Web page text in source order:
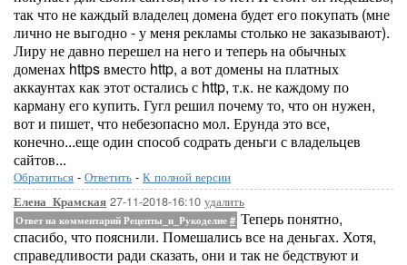
так что не каждый владелец домена будет его покупать (мне
лично не выгодно - у меня рекламы столько не заказывают).
Лиру не давно перешел на него и теперь на обычных
доменах https вместо http, а вот домены на платных
аккаунтах как этот остались с http, т.к. не каждому по
карману его купить. Гугл решил почему то, что он нужен,
вот и пишет, что небезопасно мол. Ерунда это все,
конечно...еще один способ содрать деньги с владельцев
сайтов...
Обратиться - Ответить - К полной версии
Елена_Крамская 27-11-2018-16:10 удалить
Ответ на комментарий Рецепты_и_Рукоделие # Теперь понятно,
спасибо, что пояснили. Помешались все на деньгах. Хотя,
справедливости ради сказать, они и так не бедствуют и